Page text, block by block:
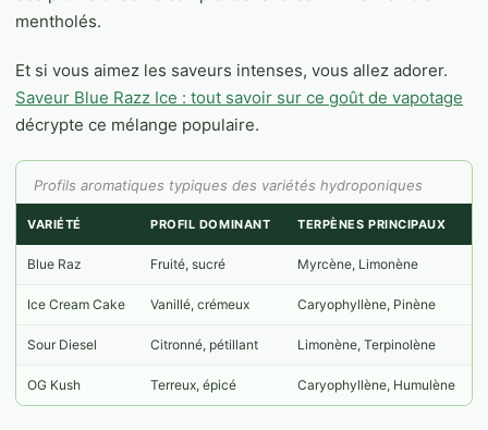
mentholés.
Et si vous aimez les saveurs intenses, vous allez adorer.
Saveur Blue Razz Ice : tout savoir sur ce goût de vapotage
décrypte ce mélange populaire.
Profils aromatiques typiques des variétés hydroponiques
VARIÉTÉ PROFIL DOMINANT TERPÈNES PRINCIPAUX
Blue Raz Fruité, sucré Myrcène, Limonène
Ice Cream Cake Vanillé, crémeux Caryophyllène, Pinène
Sour Diesel Citronné, pétillant Limonène, Terpinolène
OG Kush Terreux, épicé Caryophyllène, Humulène